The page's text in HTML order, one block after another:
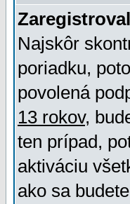
Najskôr
poriadku,
povolená
13 rokov,
ten prípad,
aktiváciu
ako sa